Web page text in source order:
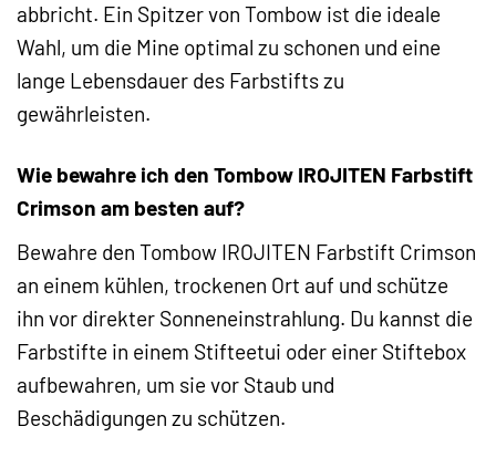
abbricht. Ein Spitzer von Tombow ist die ideale
Wahl, um die Mine optimal zu schonen und eine
lange Lebensdauer des Farbstifts zu
gewährleisten.
Wie bewahre ich den Tombow IROJITEN Farbstift
Crimson am besten auf?
Bewahre den Tombow IROJITEN Farbstift Crimson
an einem kühlen, trockenen Ort auf und schütze
ihn vor direkter Sonneneinstrahlung. Du kannst die
Farbstifte in einem Stifteetui oder einer Stiftebox
aufbewahren, um sie vor Staub und
Beschädigungen zu schützen.